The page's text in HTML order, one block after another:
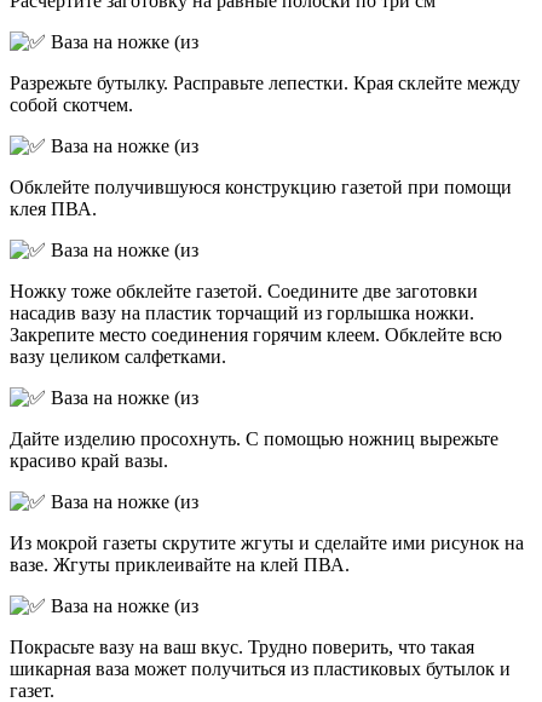
Разрежьте бутылку. Расправьте лепестки. Края склейте между
собой скотчем.
Обклейте получившуюся конструкцию газетой при помощи
клея ПВА.
Ножку тоже обклейте газетой. Соедините две заготовки
насадив вазу на пластик торчащий из горлышка ножки.
Закрепите место соединения горячим клеем. Обклейте всю
вазу целиком салфетками.
Дайте изделию просохнуть. С помощью ножниц вырежьте
красиво край вазы.
Из мокрой газеты скрутите жгуты и сделайте ими рисунок на
вазе. Жгуты приклеивайте на клей ПВА.
Покрасьте вазу на ваш вкус. Трудно поверить, что такая
шикарная ваза может получиться из пластиковых бутылок и
газет.